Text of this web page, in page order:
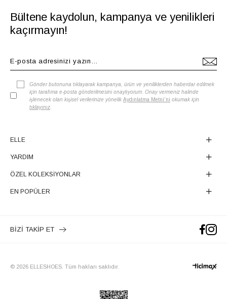
Bültene kaydolun, kampanya ve yenilikleri
kaçırmayın!
Gönder butonuna tıklayarak kampanya, ürün ve yeniliklerden haberdar edilmek
için tarafıma e-posta gönderilmesini onaylıyorum. Onay vermeniz halinde
işlenecek olan kişisel verilerinize yönelik Aydınlatma Metni'ni okumak için
tıklayınız
ELLE
YARDIM
ÖZEL KOLEKSİYONLAR
EN POPÜLER
BİZİ TAKİP ET
© 2026 ELLESHOES. Tüm hakları saklıdır.